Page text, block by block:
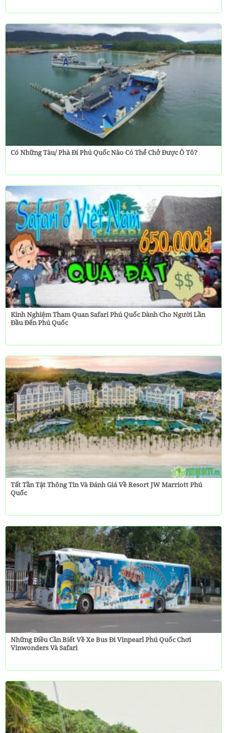
Có Những Tàu/ Phà Đi Phú Quốc Nào Có Thể Chở Được Ô Tô?
Kinh Nghiệm Tham Quan Safari Phú Quốc Dành Cho Người Lần
Đầu Đến Phú Quốc
Tất Tần Tật Thông Tin Và Đánh Giá Về Resort JW Marriott Phú
Quốc
Những Điều Cần Biết Về Xe Bus Đi Vinpearl Phú Quốc Chơi
Vinwonders Và Safari